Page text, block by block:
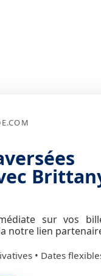
sur vos
notre lien
• Dates